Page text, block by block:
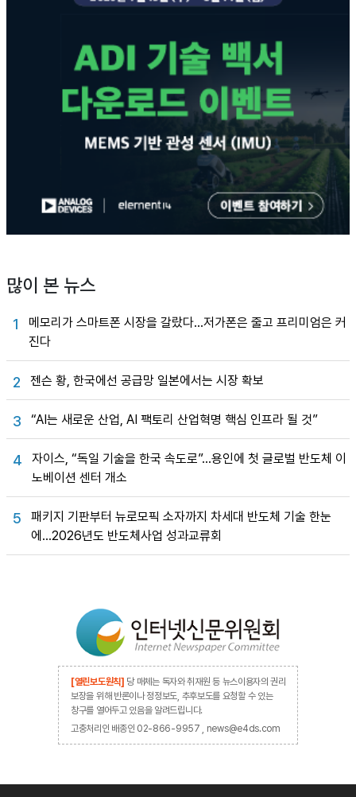
많이 본 뉴스
1
메모리가 스마트폰 시장을 갈랐다…저가폰은 줄고 프리미엄은 커
진다
2 젠슨 황, 한국에선 공급망 일본에서는 시장 확보
3 “AI는 새로운 산업, AI 팩토리 산업혁명 핵심 인프라 될 것”
4
자이스, “독일 기술을 한국 속도로”…용인에 첫 글로벌 반도체 이
노베이션 센터 개소
5
패키지 기판부터 뉴로모픽 소자까지 차세대 반도체 기술 한눈
에…2026년도 반도체사업 성과교류회
[열린보도원칙] 당 매체는 독자와 취재원 등 뉴스이용자의 권리
보장을 위해 반론이나 정정보도, 추후보도를 요청할 수 있는
창구를 열어두고 있음을 알려드립니다.
고충처리인 배종인 02-866-9957 , news@e4ds.com